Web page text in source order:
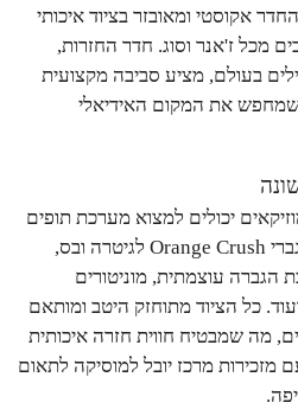
אקוסטי ומאובזר בציוד איכותי
מכל ז'אנר וסוג. חדר החזרות,
בעולם, מציע סביבה מקצועית
שמחפש את המקום האידיאלי
יכולים למצוא מערכת תופים
מלאה Ludwig Neusonic, מגברי Orange Crush לגיטרה ובס,
הגברה עוצמתית, מוניטורים
כל הציוד מתוחזק היטב ומותאם
מה שמבטיח חווית חזרה איכותית
מרכז יובל למוסיקה לתאום